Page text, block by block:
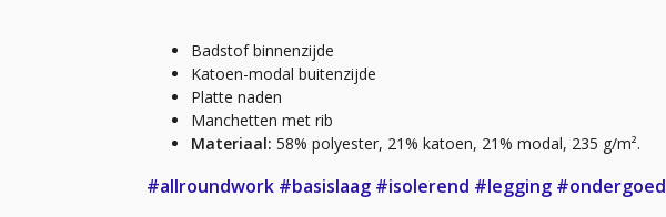
Badstof binnenzijde
Katoen-modal buitenzijde
Platte naden
Manchetten met rib
Materiaal: 58% polyester, 21% katoen, 21% modal, 235 g/m².
#allroundwork #basislaag #isolerend #legging #ondergoed